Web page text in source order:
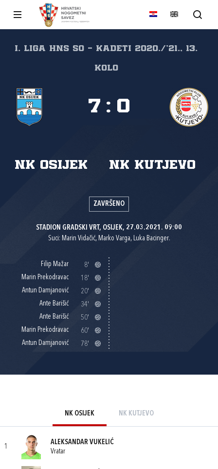
I. liga HNS SO - Kadeti 2020./'21., 13.
kolo
NK Osijek NK Kutjevo
7 : 0
ZAVRŠENO
STADION GRADSKI VRT, OSIJEK, 27.03.2021. 09:00
Suci: Marin Vidačić, Marko Varga, Luka Bacinger.
Filip Mažar
8'
Marin Prekodravac
18'
Antun Damjanović
20'
Ante Barišić
34'
Ante Barišić
50'
Marin Prekodravac
60'
Antun Damjanović
78'
NK OSIJEK NK KUTJEVO
1
ALEKSANDAR VUKELIĆ
Vratar